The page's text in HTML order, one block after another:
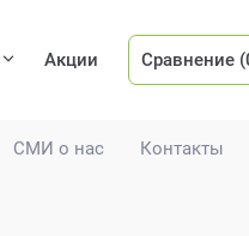
СМИ о нас Контакты
Акции Сравнение